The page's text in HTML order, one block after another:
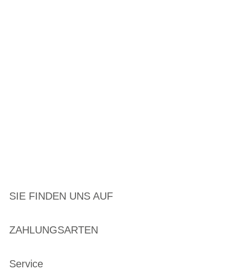
SIE FINDEN UNS AUF
ZAHLUNGSARTEN
Service